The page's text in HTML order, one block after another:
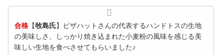
合格 【牧島氏】ピザハットさんの代表するハンドトスの生地
の美味しさ、
しっかり焼き込まれた小麦粉の風味を感じる美
味しい生地を食べさせてもらいました♪